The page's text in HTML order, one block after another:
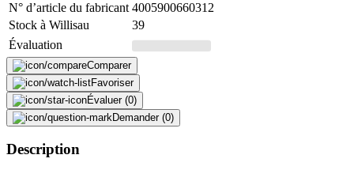
N° d’article du fabricant 4005900660312
Stock à Willisau
39
Évaluation
Comparer
Favoriser
Évaluer (0)
Demander (0)
Description